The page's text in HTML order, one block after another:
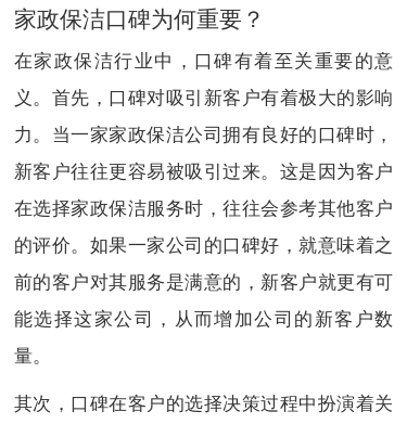
家政保洁口碑为何重要？
在家政保洁行业中，口碑有着至关重要的意
义。首先，口碑对吸引新客户有着极大的影响
力。当一家家政保洁公司拥有良好的口碑时，
新客户往往更容易被吸引过来。这是因为客户
在选择家政保洁服务时，往往会参考其他客户
的评价。如果一家公司的口碑好，就意味着之
前的客户对其服务是满意的，新客户就更有可
能选择这家公司，从而增加公司的新客户数
量。
其次，口碑在客户的选择决策过程中扮演着关